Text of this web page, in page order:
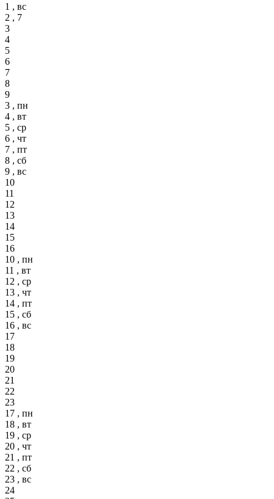
1 , вс
2 , 7
3
4
5
6
7
8
9
3 , пн
4 , вт
5 , ср
6 , чт
7 , пт
8 , сб
9 , вс
10
11
12
13
14
15
16
10 , пн
11 , вт
12 , ср
13 , чт
14 , пт
15 , сб
16 , вс
17
18
19
20
21
22
23
17 , пн
18 , вт
19 , ср
20 , чт
21 , пт
22 , сб
23 , вс
24